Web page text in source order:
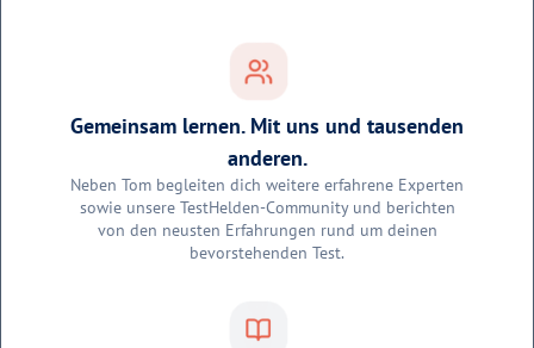
Gemeinsam lernen. Mit uns und tausenden
anderen.
Neben Tom begleiten dich weitere erfahrene Experten
sowie unsere TestHelden-Community und berichten
von den neusten Erfahrungen rund um deinen
bevorstehenden Test.